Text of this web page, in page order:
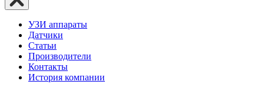
УЗИ аппараты
Датчики
Статьи
Производители
Контакты
История компании